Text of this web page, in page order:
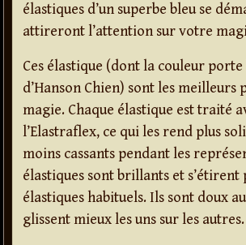
élastiques d’un superbe bleu se
attireront l’attention sur votre
Ces élastique (dont la couleur
d’Hanson Chien) sont les meilleurs
magie. Chaque élastique est traité
l’Elastraflex, ce qui les rend plus
moins cassants pendant les
élastiques sont brillants et s’étirent
élastiques habituels. Ils sont doux
glissent mieux les uns sur les autres.